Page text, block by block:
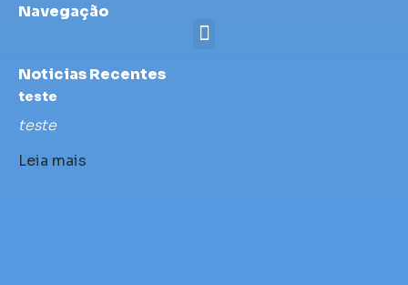
Navegação
Noticias Recentes
teste
teste
Leia mais